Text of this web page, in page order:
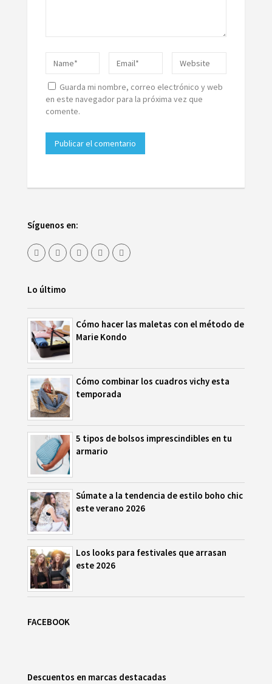
Guarda mi nombre, correo electrónico y web
en este navegador para la próxima vez que
comente.
Síguenos en:
Lo último
Cómo hacer las maletas con el método de
Marie Kondo
Cómo combinar los cuadros vichy esta
temporada
5 tipos de bolsos imprescindibles en tu
armario
Súmate a la tendencia de estilo boho chic
este verano 2026
Los looks para festivales que arrasan
este 2026
FACEBOOK
Descuentos en marcas destacadas